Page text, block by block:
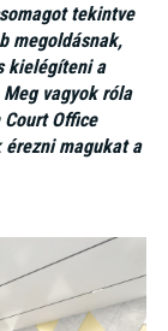
tekintve
megoldásnak,
kielégíteni a
vagyok róla
Court Office
magukat a